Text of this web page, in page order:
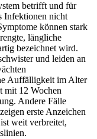
betrifft und für
Infektionen nicht
können stark
längliche
bezeichnet wird.
und leiden an
Auffälligkeit im Alter
mit 12 Wochen
Andere Fälle
erste Anzeichen
weit verbreitet,